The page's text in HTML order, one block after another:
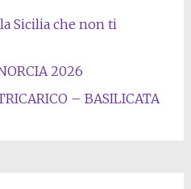
Sicilia che non ti
2026
– BASILICATA